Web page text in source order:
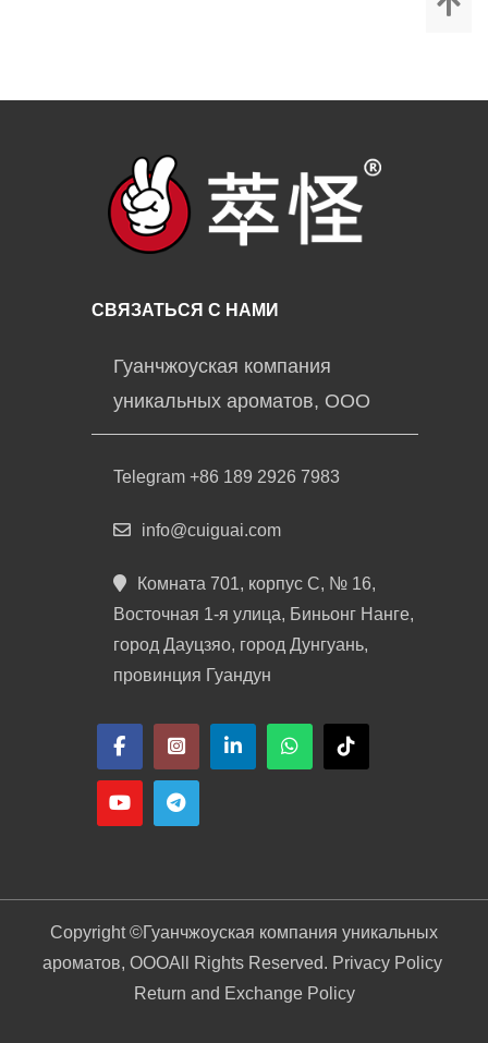
СВЯЗАТЬСЯ С НАМИ
Гуанчжоуская компания
уникальных ароматов, ООО
Telegram +86 189 2926 7983
info@cuiguai.com
Комната 701, корпус C, № 16,
Восточная 1-я улица, Биньонг Нанге,
город Дауцзяо, город Дунгуань,
провинция Гуандун
Copyright ©Гуанчжоуская компания уникальных
ароматов, ОООAll Rights Reserved. Privacy Policy
Return and Exchange Policy